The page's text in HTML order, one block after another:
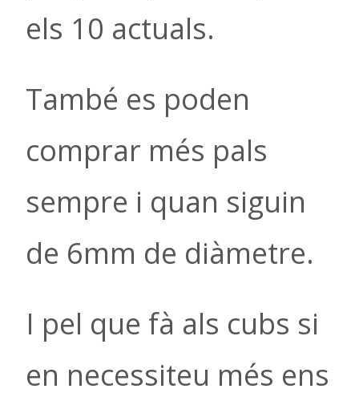
els 10 actuals.
També es poden
comprar més pals
sempre i quan siguin
de 6mm de diàmetre.
I pel que fà als cubs si
en necessiteu més ens